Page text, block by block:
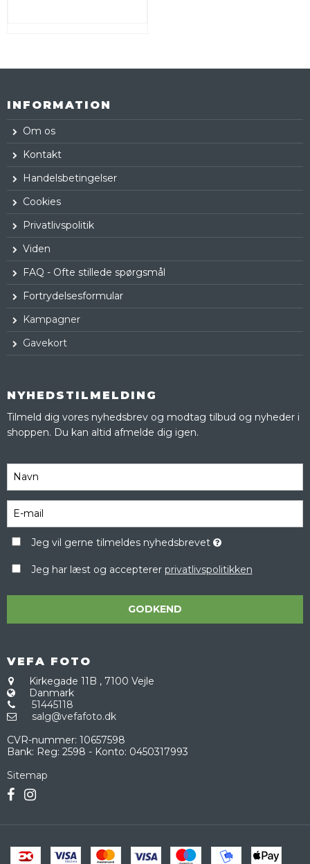
INFORMATION
Om os
Kontakt
Handelsbetingelser
Cookies
Privatlivspolitik
Viden
FAQ - Ofte stillede spørgsmål
Fortrydelsesformular
Kampagner
Gavekort
NYHEDSTILMELDING
Tilmeld dig vores nyhedsbrev og modtag tilbud og nyheder i
shoppen. Du kan altid afmelde dig igen.
Jeg vil gerne tilmeldes nyhedsbrevet
Jeg har læst og accepterer privatlivspolitikken
GODKEND
VEFA FOTO
Kirkegade 11B , 7100 Vejle
Danmark
51445118
salg@vefafoto.dk
CVR-nummer: 10657598
Bank: Reg: 2598 - Konto: 0450317993
Sitemap